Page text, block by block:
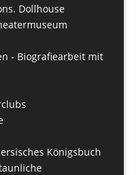
Dollhouse
- Biografiearbeit mit
Königsbuch